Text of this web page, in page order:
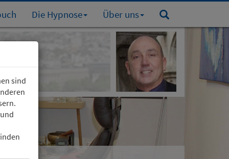
Die Hypnose Über uns
sind